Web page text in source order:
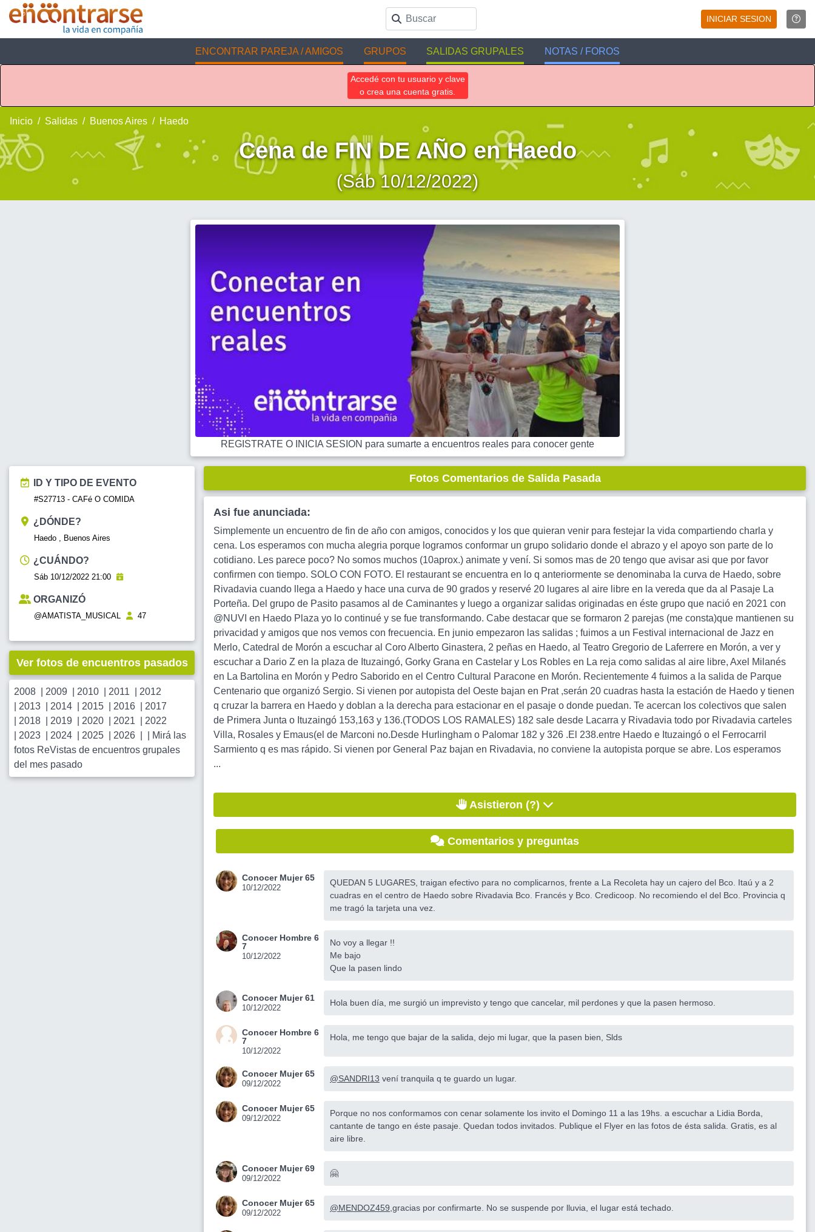
INICIAR SESION
ENCONTRAR PAREJA / AMIGOS GRUPOS SALIDAS GRUPALES NOTAS / FOROS
Accedé con tu usuario y clave
o crea una cuenta gratis.
Inicio Salidas Buenos Aires Haedo
Cena de FIN DE AÑO en Haedo
(Sáb 10/12/2022)
REGISTRATE O INICIA SESION para sumarte a encuentros reales para conocer gente
ID Y TIPO DE EVENTO
#S27713 - CAFé O COMIDA
¿DÓNDE?
Haedo , Buenos Aires
¿CUÁNDO?
Sáb 10/12/2022 21:00
ORGANIZÓ
@AMATISTA_MUSICAL 47
Ver fotos de encuentros pasados
2008 2009 2010 2011
2012
2013 2014 2015 2016
2017
2018 2019 2020 2021
2022
2023 2024 2025 2026
Mirá las
fotos ReVistas de encuentros grupales
del mes pasado
Fotos Comentarios de Salida Pasada
Asi fue anunciada:
Simplemente un encuentro de fin de año con amigos, conocidos y los que quieran venir para festejar la vida compartiendo charla y
cena. Los esperamos con mucha alegria porque logramos conformar un grupo solidario donde el abrazo y el apoyo son parte de lo
cotidiano. Les parece poco? No somos muchos (10aprox.) animate y vení. Si somos mas de 20 tengo que avisar asi que por favor
confirmen con tiempo. SOLO CON FOTO. El restaurant se encuentra en lo q anteriormente se denominaba la curva de Haedo, sobre
Rivadavia cuando llega a Haedo y hace una curva de 90 grados y reservé 20 lugares al aire libre en la vereda que da al Pasaje La
Porteña. Del grupo de Pasito pasamos al de Caminantes y luego a organizar salidas originadas en éste grupo que nació en 2021 con
@NUVI en Haedo Plaza yo lo continué y se fue transformando. Cabe destacar que se formaron 2 parejas (me consta)que mantienen su
privacidad y amigos que nos vemos con frecuencia. En junio empezaron las salidas ; fuimos a un Festival internacional de Jazz en
Merlo, Catedral de Morón a escuchar al Coro Alberto Ginastera, 2 peñas en Haedo, al Teatro Gregorio de Laferrere en Morón, a ver y
escuchar a Dario Z en la plaza de Ituzaingó, Gorky Grana en Castelar y Los Robles en La reja como salidas al aire libre, Axel Milanés
en La Bartolina en Morón y Pedro Saborido en el Centro Cultural Paracone en Morón. Recientemente 4 fuimos a la salida de Parque
Centenario que organizó Sergio. Si vienen por autopista del Oeste bajan en Prat ,serán 20 cuadras hasta la estación de Haedo y tienen
q cruzar la barrera en Haedo y doblan a la derecha para estacionar en el pasaje o donde puedan. Te acercan los colectivos que salen
de Primera Junta o Ituzaingó 153,163 y 136.(TODOS LOS RAMALES) 182 sale desde Lacarra y Rivadavia todo por Rivadavia carteles
Villa, Rosales y Emaus(el de Marconi no.Desde Hurlingham o Palomar 182 y 326 .El 238.entre Haedo e Ituzaingó o el Ferrocarril
Sarmiento q es mas rápido. Si vienen por General Paz bajan en Rivadavia, no conviene la autopista porque se abre. Los esperamos
...
Asistieron (?)
Comentarios y preguntas
Conocer Mujer 65
10/12/2022
QUEDAN 5 LUGARES, traigan efectivo para no complicarnos, frente a La Recoleta hay un cajero del Bco. Itaú y a 2
cuadras en el centro de Haedo sobre Rivadavia Bco. Francés y Bco. Credicoop. No recomiendo el del Bco. Provincia q
me tragó la tarjeta una vez.
Conocer Hombre 6
7
10/12/2022
No voy a llegar !!
Me bajo
Que la pasen lindo
Conocer Mujer 61
10/12/2022
Hola buen día, me surgió un imprevisto y tengo que cancelar, mil perdones y que la pasen hermoso.
Conocer Hombre 6
7
10/12/2022
Hola, me tengo que bajar de la salida, dejo mi lugar, que la pasen bien, Slds
Conocer Mujer 65
09/12/2022
@SANDRI13 vení tranquila q te guardo un lugar.
Conocer Mujer 65
09/12/2022
Porque no nos conformamos con cenar solamente los invito el Domingo 11 a las 19hs. a escuchar a Lidia Borda,
cantante de tango en éste pasaje. Quedan todos invitados. Publique el Flyer en las fotos de ésta salida. Gratis, es al
aire libre.
Conocer Mujer 69
09/12/2022
🤗
Conocer Mujer 65
09/12/2022
@MENDOZ459 ,gracias por confirmarte. No se suspende por lluvia, el lugar está techado.